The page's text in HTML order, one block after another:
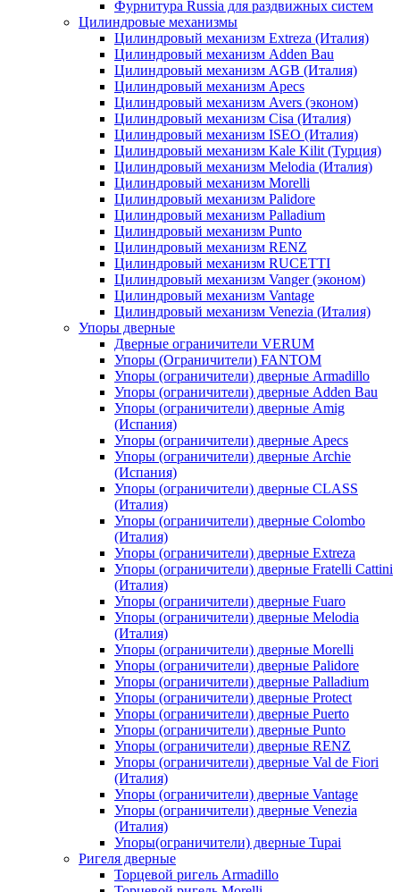
Фурнитура Russia для раздвижных систем
Цилиндровые механизмы
Цилиндровый механизм Extreza (Италия)
Цилиндровый механизм Adden Bau
Цилиндровый механизм AGB (Италия)
Цилиндровый механизм Apecs
Цилиндровый механизм Avers (эконом)
Цилиндровый механизм Cisa (Италия)
Цилиндровый механизм ISEO (Италия)
Цилиндровый механизм Kale Kilit (Турция)
Цилиндровый механизм Melodia (Италия)
Цилиндровый механизм Morelli
Цилиндровый механизм Palidore
Цилиндровый механизм Palladium
Цилиндровый механизм Punto
Цилиндровый механизм RENZ
Цилиндровый механизм RUCETTI
Цилиндровый механизм Vanger (эконом)
Цилиндровый механизм Vantage
Цилиндровый механизм Venezia (Италия)
Упоры дверные
Дверные ограничители VERUM
Упоры (Ограничители) FANTOM
Упоры (ограничители) дверные Armadillo
Упоры (ограничители) дверные Adden Bau
Упоры (ограничители) дверные Amig
(Испания)
Упоры (ограничители) дверные Apecs
Упоры (ограничители) дверные Archie
(Испания)
Упоры (ограничители) дверные CLASS
(Италия)
Упоры (ограничители) дверные Colombo
(Италия)
Упоры (ограничители) дверные Extreza
Упоры (ограничители) дверные Fratelli Cattini
(Италия)
Упоры (ограничители) дверные Fuaro
Упоры (ограничители) дверные Melodia
(Италия)
Упоры (ограничители) дверные Morelli
Упоры (ограничители) дверные Palidore
Упоры (ограничители) дверные Palladium
Упоры (ограничители) дверные Protect
Упоры (ограничители) дверные Puerto
Упоры (ограничители) дверные Punto
Упоры (ограничители) дверные RENZ
Упоры (ограничители) дверные Val de Fiori
(Италия)
Упоры (ограничители) дверные Vantage
Упоры (ограничители) дверные Venezia
(Италия)
Упоры(ограничители) дверные Tupai
Ригеля дверные
Торцевой ригель Armadillo